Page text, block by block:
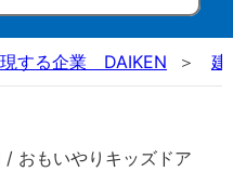
現する企業 DAIKEN 建
おもいやりキッズドア